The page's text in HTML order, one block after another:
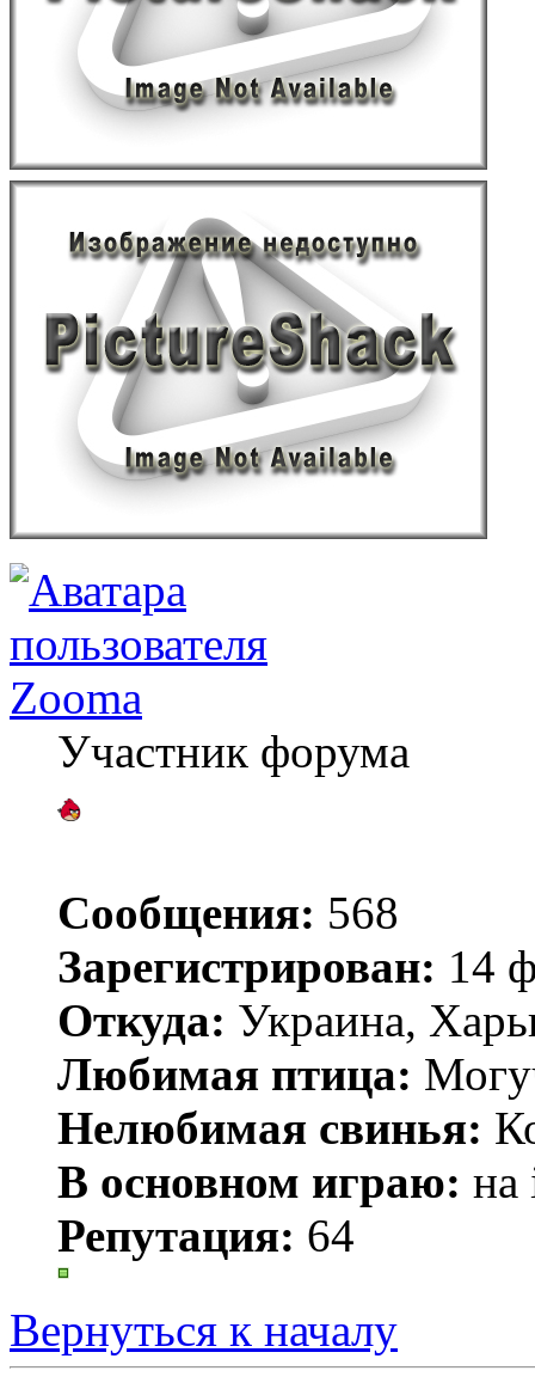
Zooma
Участник форума
Сообщения: 568
Зарегистрирован: 14
Откуда: Украина,
Любимая птица:
Нелюбимая свинья:
В основном играю: на
Репутация: 64
Вернуться к началу